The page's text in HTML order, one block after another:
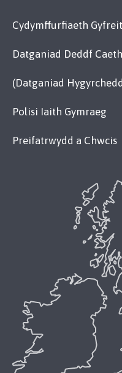
Cydymffurfiaeth
Datganiad Deddf
(Datganiad
Polisi Iaith Gymraeg
Preifatrwydd a Chwcis